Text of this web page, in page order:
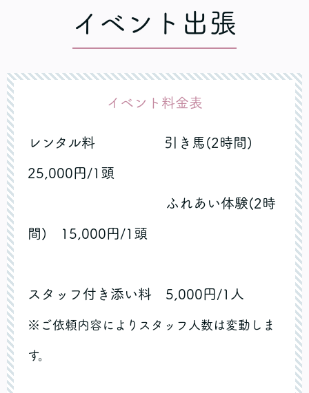
イベント出張
イベント料金表
レンタル料 引き馬(2時間)
25,000円/1頭
ふれあい体験(2時
間) 15,000円/1頭
スタッフ付き添い料 5,000円/1人
※ご依頼内容によりスタッフ人数は変動しま
す。